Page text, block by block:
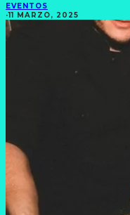
EVENTOS
·11 MARZO, 2025